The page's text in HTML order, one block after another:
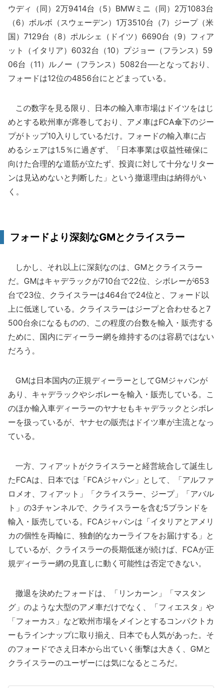
ウディ（同）2万9414台（5）BMWミニ（同）2万1083台
（6）ボルボ（スウェーデン）1万3510台（7）ジープ（米
国）7129台（8）ポルシェ（ドイツ）6690台（9）フィア
ット（イタリア）6032台（10）プジョー（フランス）59
06台（11）ルノー（フランス）5082台―‐となっており、
フォードは12位の4856台にとどまっている。
この数字を見る限り、日本の輸入車市場はドイツをはじ
めとする欧州車が席巻しており、アメ車はFCA傘下のジー
プがトップ10入りしているだけ。フォードの輸入車に占
めるシェアは1.5％に過ぎず、「日本事業は収益性確保に
向けた合理的な道筋が立たず、投資に対して十分なリター
ンは見込めないと判断した」という撤退理由は納得がい
く。
フォードより深刻なGMとクライスラー
しかし、それ以上に深刻なのは、GMとクライスラー
だ。GMはキャデラックが710台で22位、シボレーが653
台で23位、クライスラーは464台で24位と、フォード以
上に低迷している。クライスラーはジープと合わせると7
500台余になるものの、この程度の台数を輸入・販売する
ために、国内にディーラー網を維持するのは容易ではない
だろう。
GMは日本国内の正規ディーラーとしてGMジャパンが
あり、キャデラックやシボレーを輸入・販売している。こ
のほか輸入車ディーラーのヤナセもキャデラックとシボレ
ーを扱っているが、ヤナセの販売はドイツ車が主流となっ
ている。
一方、フィアットがクライスラーと経営統合して誕生し
たFCAは、日本では「FCAジャパン」として、「アルファ
ロメオ、フィアット」「クライスラー、ジープ」「アバル
ト」の3チャンネルで、クライスラーを含む5ブランドを
輸入・販売している。FCAジャパンは「イタリアとアメリ
カの個性を両輪に、独創的なカーライフをお届けする」と
しているが、クライスラーの長期低迷が続けば、FCAが正
規ディーラー網の見直しに動く可能性は否定できない。
撤退を決めたフォードは、「リンカーン」「マスタン
グ」のような大型のアメ車だけでなく、「フィエスタ」や
「フォーカス」など欧州市場をメインとするコンパクトカ
ーもラインナップに取り揃え、日本でも人気があった。そ
のフォードでさえ日本から出ていく衝撃は大きく、GMと
クライスラーのユーザーには気になるところだ。